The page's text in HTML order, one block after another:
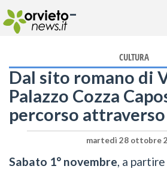
-
CULTURA
Dal sito romano di
Palazzo Cozza
percorso
martedì 28 ottobre
Sabato 1° novembre , a